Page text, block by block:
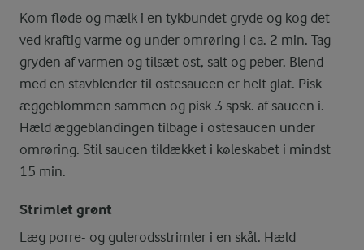
Kom fløde og mælk i en tykbundet gryde og kog det
ved kraftig varme og under omrøring i ca. 2 min. Tag
gryden af varmen og tilsæt ost, salt og peber. Blend
med en stavblender til ostesaucen er helt glat. Pisk
æggeblommen sammen og pisk 3 spsk. af saucen i.
Hæld æggeblandingen tilbage i ostesaucen under
omrøring. Stil saucen tildækket i køleskabet i mindst
15 min.
Strimlet grønt
Læg porre- og gulerodsstrimler i en skål. Hæld